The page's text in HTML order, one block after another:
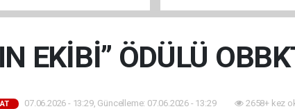
evine dönmeli’
EKİBİ” ÖDÜLÜ
07.06.2026 - 13:29, Güncelleme: 07.06.2026 - 13:29 2658+ kez